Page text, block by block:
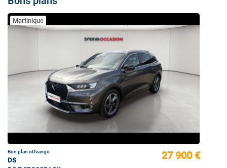
Martinique
Bon plan oOvango
DS
27 900 €